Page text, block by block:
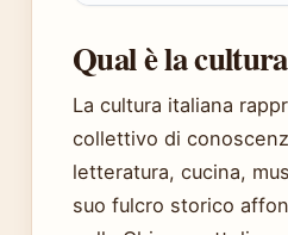
Qual è la
La cultura italiana
collettivo di
letteratura, cucina,
suo fulcro storico